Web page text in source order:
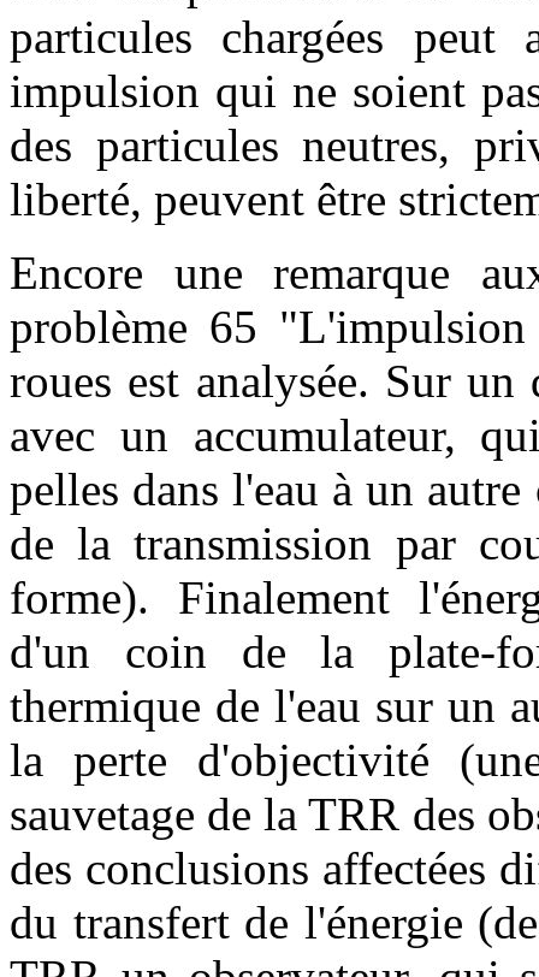
particules chargées
impulsion qui ne soient
des particules neutres,
liberté, peuvent être
Encore une remarque
problème 65 "L'impulsion
roues est analysée. Sur
avec un accumulateur,
pelles dans l'eau à un
de la transmission par
forme). Finalement
d'un coin de la plate-
thermique de l'eau sur un
la perte d'objectivité
sauvetage de la TRR des
des conclusions affectées
du transfert de l'énergie